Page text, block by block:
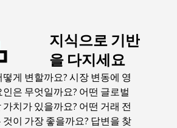
지식으로 기반
을 다지세요
게 변할까요? 시장 변동에 영
은 무엇일까요? 어떤 글로벌
치가 있을까요? 어떤 거래 전
이 가장 좋을까요? 답변을 찾